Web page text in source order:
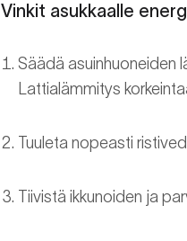
Vinkit asukkaalle
Säädä asuinhuoneiden
Lattialämmitys
Tuuleta nopeasti
Tiivistä ikkunoiden ja